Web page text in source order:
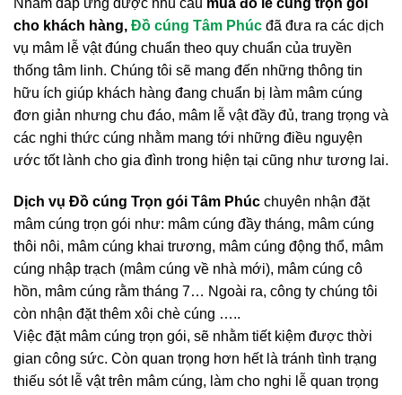
Nhằm đáp ứng được nhu cầu mua đồ lễ cúng trọn gói
cho khách hàng, Đồ cúng Tâm Phúc đã đưa ra các dịch
vụ mâm lễ vật đúng chuẩn theo quy chuẩn của truyền
thống tâm linh. Chúng tôi sẽ mang đến những thông tin
hữu ích giúp khách hàng đang chuẩn bị làm mâm cúng
đơn giản nhưng chu đáo, mâm lễ vật đầy đủ, trang trọng và
các nghi thức cúng nhằm mang tới những điều nguyện
ước tốt lành cho gia đình trong hiện tại cũng như tương lai.
Dịch vụ Đồ cúng Trọn gói Tâm Phúc chuyên nhận đặt
mâm cúng trọn gói như: mâm cúng đầy tháng, mâm cúng
thôi nôi, mâm cúng khai trương, mâm cúng động thổ, mâm
cúng nhập trạch (mâm cúng về nhà mới), mâm cúng cô
hồn, mâm cúng rằm tháng 7… Ngoài ra, công ty chúng tôi
còn nhận đặt thêm xôi chè cúng …..
Việc đặt mâm cúng trọn gói, sẽ nhằm tiết kiệm được thời
gian công sức. Còn quan trọng hơn hết là tránh tình trạng
thiếu sót lễ vật trên mâm cúng, làm cho nghi lễ quan trọng